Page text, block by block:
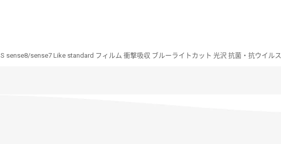
sense8/sense7 Like standard フィルム 衝撃吸収 ブルーライトカット 光沢 抗菌・抗ウイルス